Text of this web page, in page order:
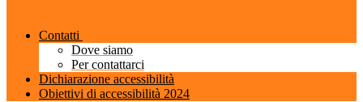
Contatti
Dove siamo
Per contattarci
Dichiarazione accessibilità
Obiettivi di accessibilità 2024